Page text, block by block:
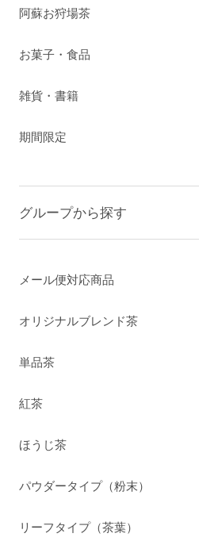
阿蘇お狩場茶
お菓子・食品
雑貨・書籍
期間限定
グループから探す
メール便対応商品
オリジナルブレンド茶
単品茶
紅茶
ほうじ茶
パウダータイプ（粉末）
リーフタイプ（茶葉）